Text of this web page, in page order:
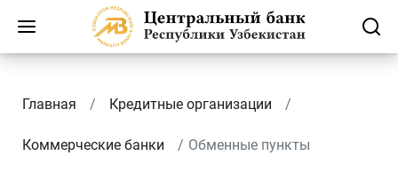
Главная Кредитные организации
Коммерческие банки Обменные пункты